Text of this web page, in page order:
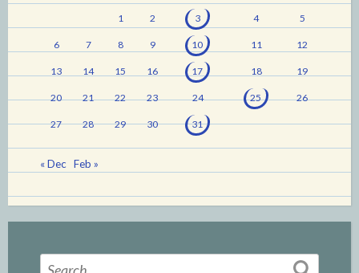
1 2 3 4 5
6 7 8 9 10 11 12
13 14 15 16 17 18 19
20 21 22 23 24 25 26
27 28 29 30 31
« Dec Feb »
Search